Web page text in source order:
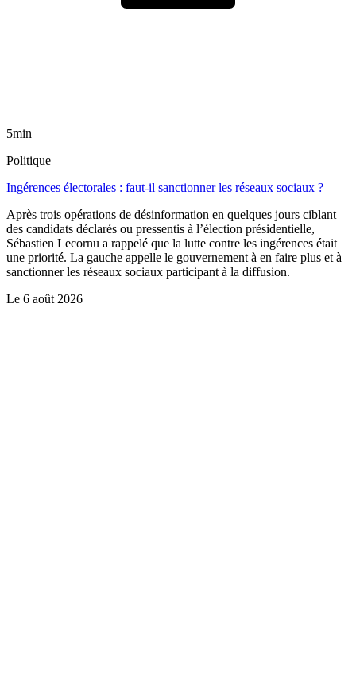
5min
Politique
Ingérences électorales : faut-il sanctionner les réseaux sociaux ?
Après trois opérations de désinformation en quelques jours ciblant
des candidats déclarés ou pressentis à l’élection présidentielle,
Sébastien Lecornu a rappelé que la lutte contre les ingérences était
une priorité. La gauche appelle le gouvernement à en faire plus et à
sanctionner les réseaux sociaux participant à la diffusion.
Le 6 août 2026